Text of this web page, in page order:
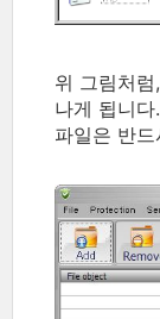
위 그림처
나게 됩니
파일은 반